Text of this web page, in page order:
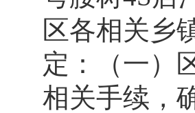
区各相关乡
定：（一）
相关手续，